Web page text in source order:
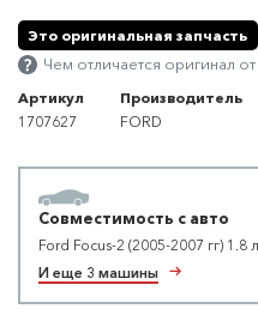
Это оригинальная запчасть
Чем отличается оригинал
Артикул
1707627
Производитель
FORD
Совместимость с авто
Ford Focus-2 (2005-2007 гг) 1.8
И еще 3 машины